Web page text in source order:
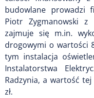
budowlane prowadzi
Piotr Zygmanowski z
zajmuje się m.in.
drogowymi o wartości
tym instalacja
Instalatorstwa
Radzynia, a wartość
zł.